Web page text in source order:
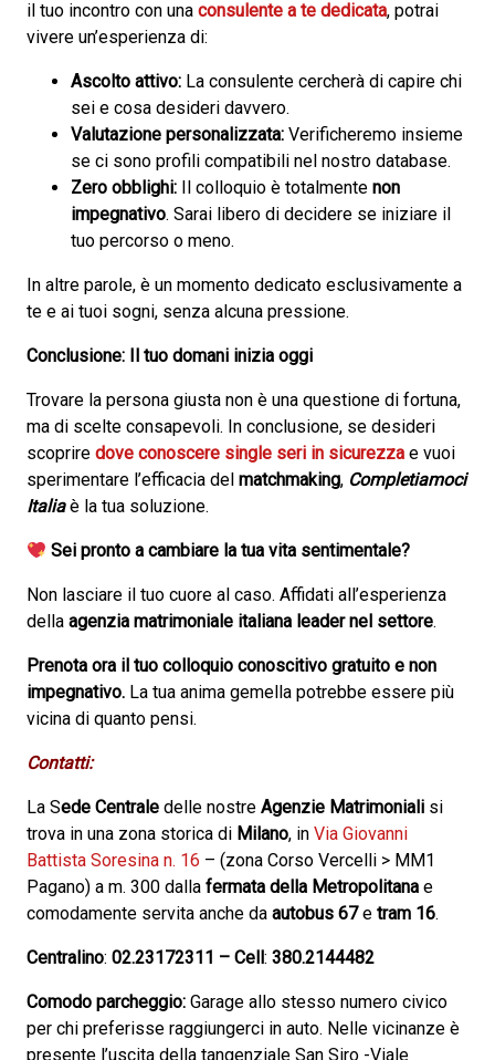
il tuo incontro con una consulente a te dedicata, potrai
vivere un’esperienza di:
Ascolto attivo: La consulente cercherà di capire chi
sei e cosa desideri davvero.
Valutazione personalizzata: Verificheremo insieme
se ci sono profili compatibili nel nostro database.
Zero obblighi: Il colloquio è totalmente non
impegnativo. Sarai libero di decidere se iniziare il
tuo percorso o meno.
In altre parole, è un momento dedicato esclusivamente a
te e ai tuoi sogni, senza alcuna pressione.
Conclusione: Il tuo domani inizia oggi
Trovare la persona giusta non è una questione di fortuna,
ma di scelte consapevoli. In conclusione, se desideri
scoprire dove conoscere single seri in sicurezza e vuoi
sperimentare l’efficacia del matchmaking, Completiamoci
Italiaè la tua soluzione.
Sei pronto a cambiare la tua vita sentimentale?
Non lasciare il tuo cuore al caso. Affidati all’esperienza
della agenzia matrimoniale italiana leader nel settore.
Prenota ora il tuo colloquio conoscitivo gratuito e non
impegnativo. La tua anima gemella potrebbe essere più
vicina di quanto pensi.
Contatti:
La Sede Centrale delle nostre Agenzie Matrimoniali si
trova in una zona storica di Milano, in Via Giovanni
Battista Soresina n. 16 – (zona Corso Vercelli > MM1
Pagano) a m. 300 dalla fermata della Metropolitana e
comodamente servita anche da autobus 67e tram 16.
Centralino: 02.23172311 – Cell: 380.2144482
Comodo parcheggio: Garage allo stesso numero civico
per chi preferisse raggiungerci in auto. Nelle vicinanze è
presente l’uscita della tangenziale San Siro -Viale